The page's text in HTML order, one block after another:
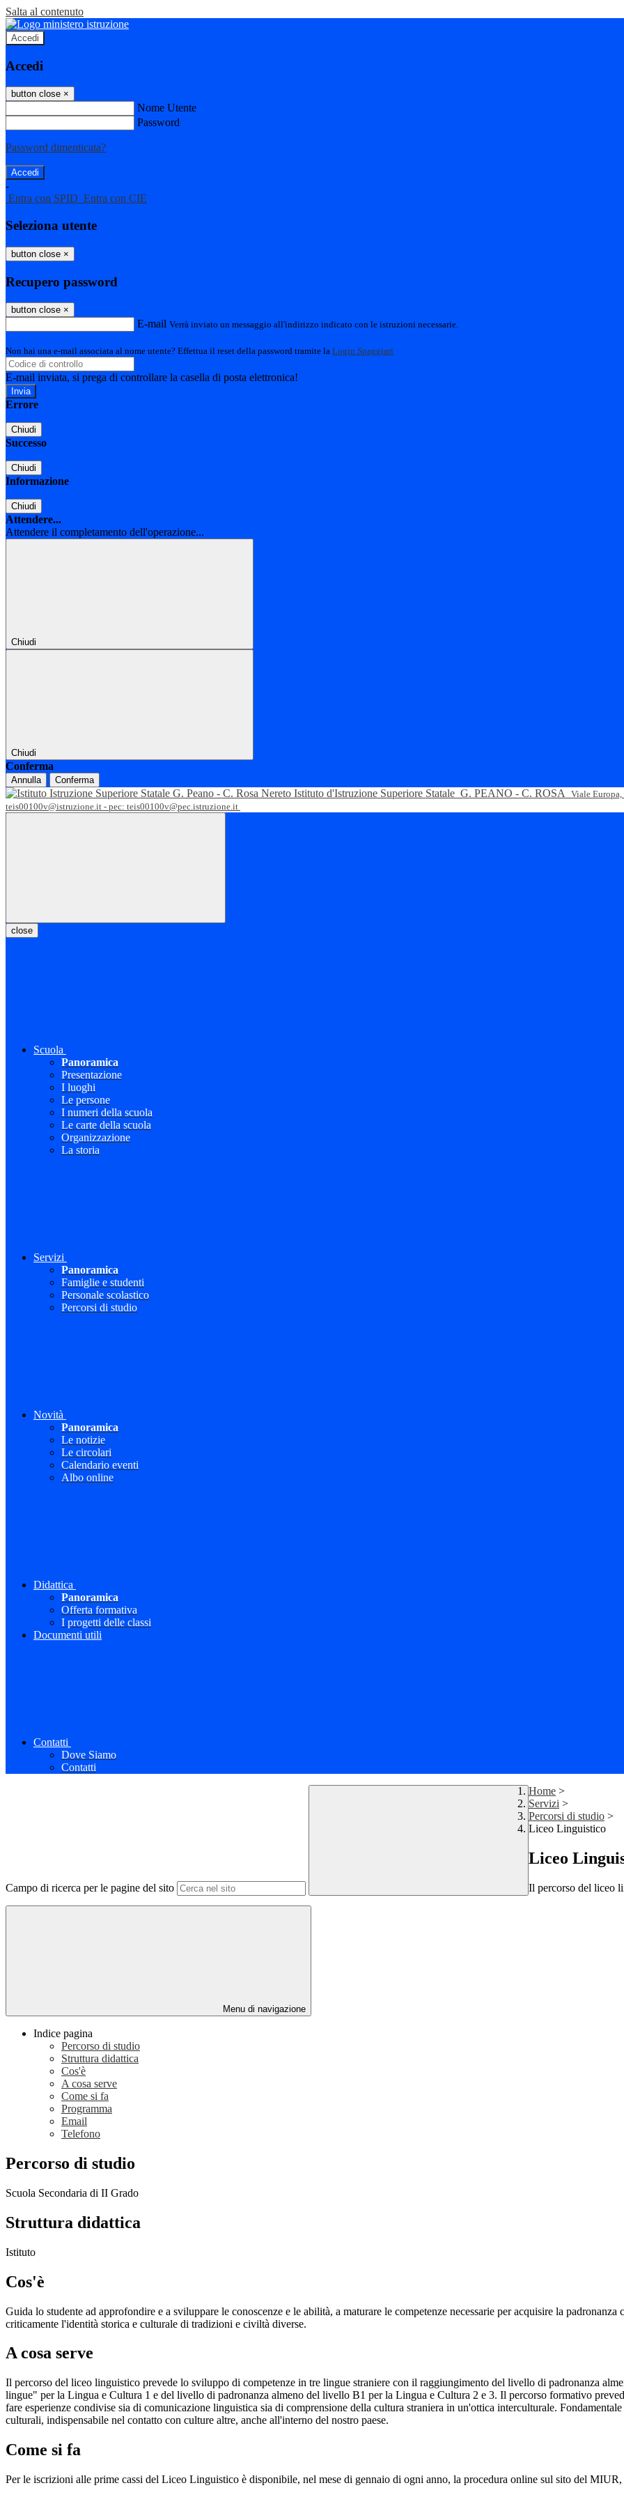
Salta al contenuto
Accedi
Accedi
button close ×
Nome Utente
Password
Password dimenticata?
-
Entra con SPID Entra con CIE
Seleziona utente
button close ×
Recupero password
button close ×
E-mail Verrà inviato un messaggio all'indirizzo indicato con le istruzioni necessarie.
Non hai una e-mail associata al nome utente? Effettua il reset della password tramite la Login Spaggiari
E-mail inviata, si prega di controllare la casella di posta elettronica!
Errore
Chiudi
Successo
Chiudi
Informazione
Chiudi
Attendere...
Attendere il completamento dell'operazione...
Chiudi
Chiudi
Conferma
Annulla Conferma
Istituto d'Istruzione Superiore Statale G. PEANO - C. ROSA
Viale
teis00100v@istruzione.it - pec: teis00100v@pec.istruzione.it
close
Scuola
Panoramica
Presentazione
I luoghi
Le persone
I numeri della scuola
Le carte della scuola
Organizzazione
La storia
Servizi
Panoramica
Famiglie e studenti
Personale scolastico
Percorsi di studio
Novità
Panoramica
Le notizie
Le circolari
Calendario eventi
Albo online
Didattica
Panoramica
Offerta formativa
I progetti delle classi
Documenti utili
Contatti
Dove Siamo
Contatti
Campo di ricerca per le pagine del sito
Home >
Servizi >
Percorsi di studio >
Liceo Linguistico
Liceo
Il percorso del liceo
Menu di navigazione
Indice pagina
Percorso di studio
Struttura didattica
Cos'è
A cosa serve
Come si fa
Programma
Email
Telefono
Percorso di studio
Scuola Secondaria di II Grado
Struttura didattica
Istituto
Cos'è
Guida lo studente ad approfondire e a sviluppare le conoscenze e le abilità, a maturare le competenze necessarie per acquisire la
criticamente l'identità storica e culturale di tradizioni e civiltà diverse.
A cosa serve
Il percorso del liceo linguistico prevede lo sviluppo di competenze in tre lingue straniere con il raggiungimento del livello di padronanza
lingue" per la Lingua e Cultura 1 e del livello di padronanza almeno del livello B1 per la Lingua e Cultura 2 e 3. Il percorso formativo
fare esperienze condivise sia di comunicazione linguistica sia di comprensione della cultura straniera in un'ottica interculturale.
culturali, indispensabile nel contatto con culture altre, anche all'interno del nostro paese.
Come si fa
Per le iscrizioni alle prime cassi del Liceo Linguistico è disponibile, nel mese di gennaio di ogni anno, la procedura online sul sito del MIUR,